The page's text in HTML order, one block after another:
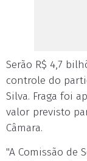
Serão R$ 4,7
controle do
Silva. Fraga foi
valor previsto
Câmara.
"A Comissão de